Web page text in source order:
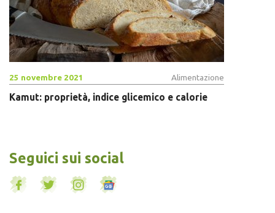
25 novembre 2021 Alimentazione
Kamut: proprietà, indice glicemico e calorie
Seguici sui social